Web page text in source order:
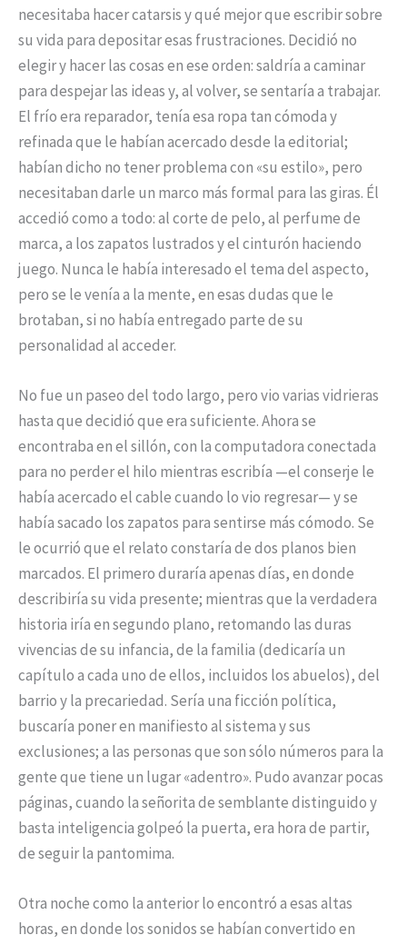
necesitaba hacer catarsis y qué mejor que escribir sobre
su vida para depositar esas frustraciones. Decidió no
elegir y hacer las cosas en ese orden: saldría a caminar
para despejar las ideas y, al volver, se sentaría a trabajar.
El frío era reparador, tenía esa ropa tan cómoda y
refinada que le habían acercado desde la editorial;
habían dicho no tener problema con «su estilo», pero
necesitaban darle un marco más formal para las giras. Él
accedió como a todo: al corte de pelo, al perfume de
marca, a los zapatos lustrados y el cinturón haciendo
juego. Nunca le había interesado el tema del aspecto,
pero se le venía a la mente, en esas dudas que le
brotaban, si no había entregado parte de su
personalidad al acceder.
No fue un paseo del todo largo, pero vio varias vidrieras
hasta que decidió que era suficiente. Ahora se
encontraba en el sillón, con la computadora conectada
para no perder el hilo mientras escribía —el conserje le
había acercado el cable cuando lo vio regresar— y se
había sacado los zapatos para sentirse más cómodo. Se
le ocurrió que el relato constaría de dos planos bien
marcados. El primero duraría apenas días, en donde
describiría su vida presente; mientras que la verdadera
historia iría en segundo plano, retomando las duras
vivencias de su infancia, de la familia (dedicaría un
capítulo a cada uno de ellos, incluidos los abuelos), del
barrio y la precariedad. Sería una ficción política,
buscaría poner en manifiesto al sistema y sus
exclusiones; a las personas que son sólo números para la
gente que tiene un lugar «adentro». Pudo avanzar pocas
páginas, cuando la señorita de semblante distinguido y
basta inteligencia golpeó la puerta, era hora de partir,
de seguir la pantomima.
Otra noche como la anterior lo encontró a esas altas
horas, en donde los sonidos se habían convertido en